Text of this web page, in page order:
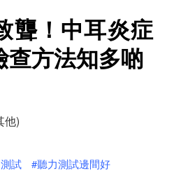
聾！中耳炎症
查方法知多啲
他)
試
#聽力測試邊間好